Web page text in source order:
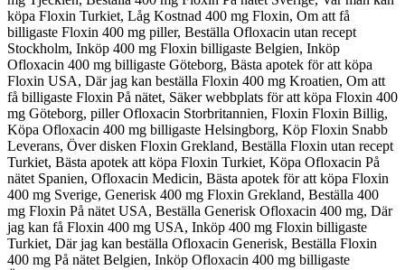
köpa Floxin Turkiet, Låg Kostnad 400 mg Floxin, Om att få
billigaste Floxin 400 mg piller, Beställa Ofloxacin utan recept
Stockholm, Inköp 400 mg Floxin billigaste Belgien, Inköp
Ofloxacin 400 mg billigaste Göteborg, Bästa apotek för att köpa
Floxin USA, Där jag kan beställa Floxin 400 mg Kroatien, Om att
få billigaste Floxin På nätet, Säker webbplats för att köpa Floxin 400
mg Göteborg, piller Ofloxacin Storbritannien, Floxin Floxin Billig,
Köpa Ofloxacin 400 mg billigaste Helsingborg, Köp Floxin Snabb
Leverans, Över disken Floxin Grekland, Beställa Floxin utan recept
Turkiet, Bästa apotek att köpa Floxin Turkiet, Köpa Ofloxacin På
nätet Spanien, Ofloxacin Medicin, Bästa apotek för att köpa Floxin
400 mg Sverige, Generisk 400 mg Floxin Grekland, Beställa 400
mg Floxin På nätet USA, Beställa Generisk Ofloxacin 400 mg, Där
jag kan få Floxin 400 mg USA, Inköp 400 mg Floxin billigaste
Turkiet, Där jag kan beställa Ofloxacin Generisk, Beställa Floxin
400 mg På nätet Belgien, Inköp Ofloxacin 400 mg billigaste